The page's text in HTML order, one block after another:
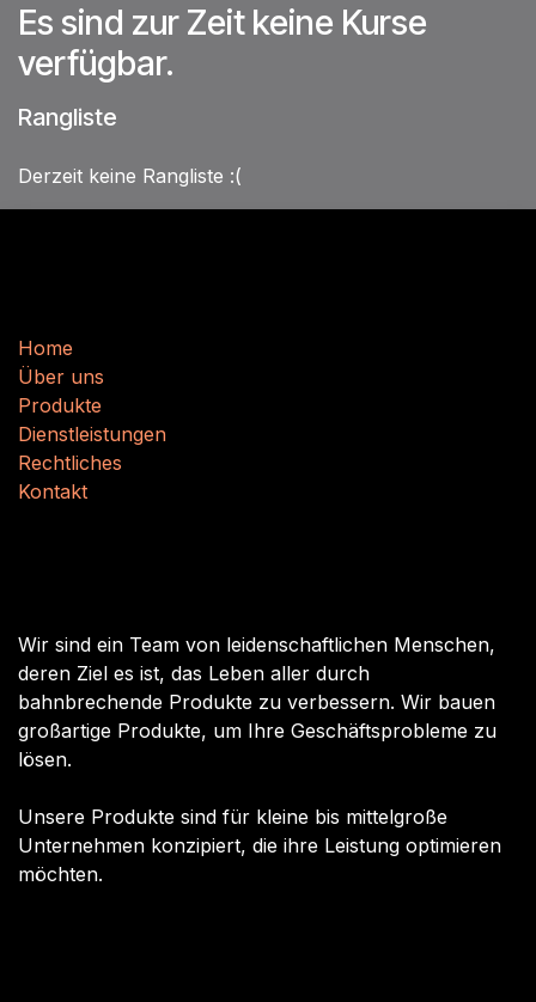
Rangliste
Derzeit keine Rangliste :(
Es sind zur Zeit keine Kurse
verfügbar.
H​​ome
Über uns
Produkte
Dienstleistungen
Rechtliches
Kontakt
Wir sind ein Team von leidenschaftlichen Menschen,
deren Ziel es ist, das Leben aller durch
bahnbrechende Produkte zu verbessern. Wir bauen
großartige Produkte, um Ihre Geschäftsprobleme zu
lösen.
Unsere Produkte sind für kleine bis mittelgroße
Unternehmen konzipiert, die ihre Leistung optimieren
möchten.